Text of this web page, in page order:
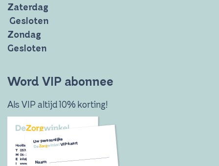
Zaterdag
Gesloten
Zondag
Gesloten
Word VIP abonnee
Als VIP altijd 10% korting!